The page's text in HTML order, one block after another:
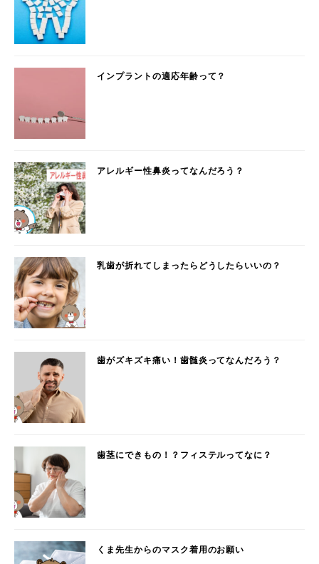
インプラントの適応年齢って？
アレルギー性鼻炎ってなんだろう？
乳歯が折れてしまったらどうしたらいいの？
歯がズキズキ痛い！歯髄炎ってなんだろう？
歯茎にできもの！？フィステルってなに？
くま先生からのマスク着用のお願い